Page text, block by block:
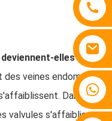
elles
veines
Dans les
valvules s'affaiblissent